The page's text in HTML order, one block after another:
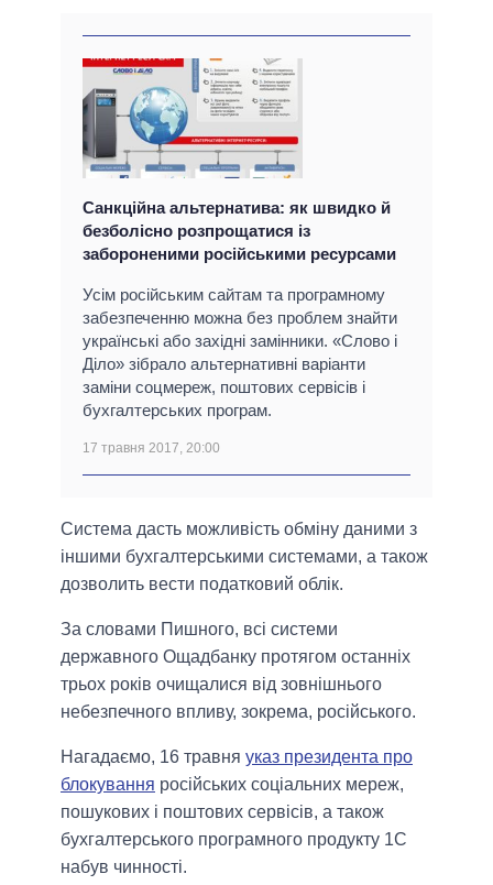
Санкційна альтернатива: як швидко й
безболісно розпрощатися із
забороненими російськими ресурсами
Усім російським сайтам та програмному
забезпеченню можна без проблем знайти
українські або західні замінники. «Слово і
Діло» зібрало альтернативні варіанти
заміни соцмереж, поштових сервісів і
бухгалтерських програм.
17 травня 2017, 20:00
Система дасть можливість обміну даними з
іншими бухгалтерськими системами, а також
дозволить вести податковий облік.
За словами Пишного, всі системи
державного Ощадбанку протягом останніх
трьох років очищалися від зовнішнього
небезпечного впливу, зокрема, російського.
Нагадаємо, 16 травня указ президента про
блокування російських соціальних мереж,
пошукових і поштових сервісів, а також
бухгалтерського програмного продукту 1С
набув чинності.